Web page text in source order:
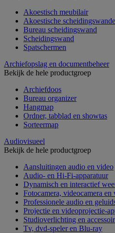
Akoestisch meubilair
Akoestische
Bureau scheidingswand
Scheidingswand
Spatschermen
Archiefopslag en documentbeheer
Bekijk de hele productgroep
Archiefdoos
Bureau organizer
Hangmap
Ordner, tabblad en showtas
Sorteermap
Audiovisueel
Bekijk de hele productgroep
Aansluitingen audio en video
Audio- en Hi-Fi-apparatuur
Dynamisch en interactief
Fotocamera, videocamera
Professionele audio en
Projectie en videoprojectie-
Studioverlichting en
Tv, dvd-speler en Blu-ray